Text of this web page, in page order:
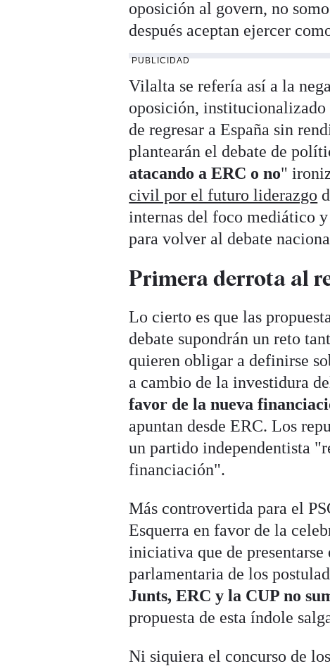
oposición al govern, no
después aceptan ejercer
PUBLICIDAD
Vilalta se refería así a la
oposición,
de regresar a España sin
plantearán el debate de
atacando a ERC o no"
civil por el futuro liderazgo
internas del foco mediático
para volver al debate
Primera derrota al
Lo cierto es que las
debate supondrán un reto
quieren obligar a definirse
a cambio de la investidura
favor de la nueva
apuntan desde ERC. Los
un partido independentista
financiación".
Más controvertida para el
Esquerra en favor de la
iniciativa que de
parlamentaria de los
Junts, ERC y la CUP no
propuesta de esta índole
Ni siquiera el concurso de